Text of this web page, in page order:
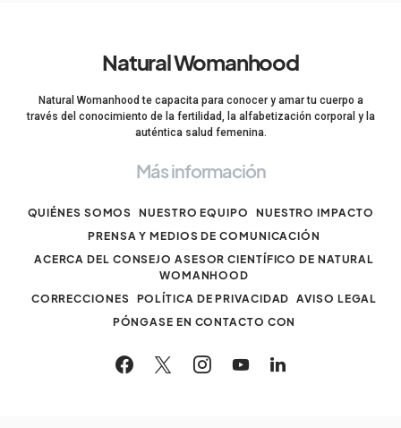
Natural Womanhood
Natural Womanhood te capacita para conocer y amar tu cuerpo a
través del conocimiento de la fertilidad, la alfabetización corporal y la
auténtica salud femenina.
Más información
QUIÉNES SOMOS NUESTRO EQUIPO
NUESTRO IMPACTO
PRENSA Y MEDIOS DE COMUNICACIÓN
ACERCA DEL CONSEJO ASESOR CIENTÍFICO DE NATURAL
WOMANHOOD
CORRECCIONES POLÍTICA DE PRIVACIDAD
AVISO LEGAL
PÓNGASE EN CONTACTO CON